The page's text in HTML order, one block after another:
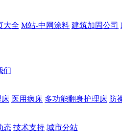
大全 M站-中网涂料 建筑加固公司
们
床 医用病床 多功能翻身护理床 防
态 技术支持 城市分站